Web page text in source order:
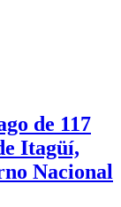
de 117
Itagüí,
Nacional